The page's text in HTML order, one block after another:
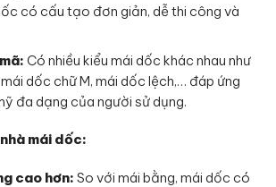
có cấu tạo đơn giản, dễ thi công và
Có nhiều kiểu mái dốc khác nhau như
dốc chữ M, mái dốc lệch,… đáp ứng
đa dạng của người sử dụng.
mái dốc:
cao hơn: So với mái bằng, mái dốc có